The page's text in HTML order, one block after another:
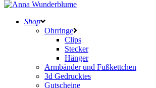
Shop
Ohrringe
Clips
Stecker
Hänger
Armbänder und Fußkettchen
3d Gedrucktes
Gutscheine